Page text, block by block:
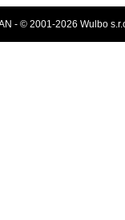
- © 2001-2026 Wulbo